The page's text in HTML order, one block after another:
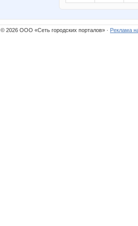
© 2026 ООО «Сеть городских порталов» · Реклама